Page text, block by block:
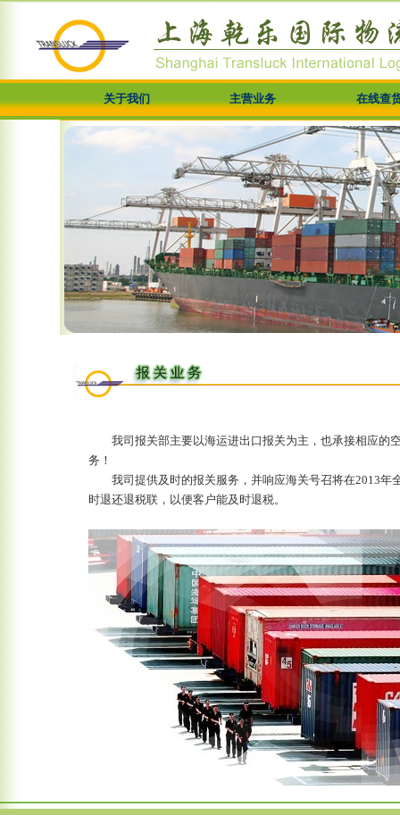
关于我们 主营业务 在线查
我司报关部主要以海运进出口报关为主，也承接相应的
务！
我司提供及时的报关服务，并响应海关号召将在2013年
时退还退税联，以便客户能及时退税。